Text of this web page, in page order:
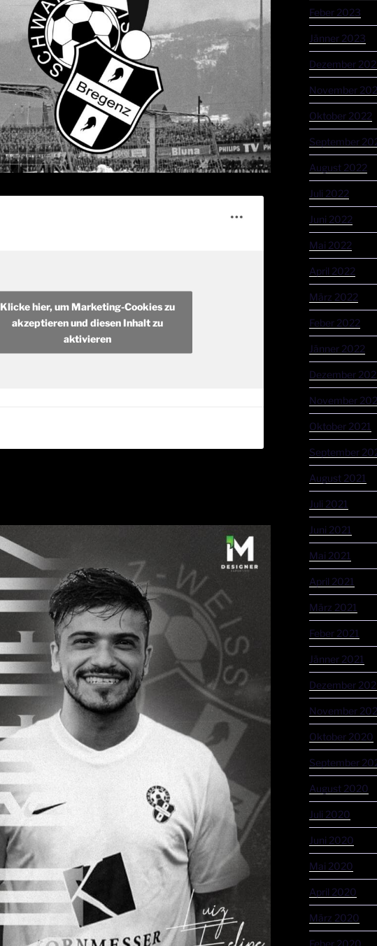
Klicke hier, um Marketing-Cookies zu
akzeptieren und diesen Inhalt zu
aktivieren
Feber 2023
Jänner 2023
Dezember
November
Oktober 2022
September
August 2022
Juli 2022
Juni 2022
Mai 2022
April 2022
März 2022
Feber 2022
Jänner 2022
Dezember
November
Oktober 2021
September
August 2021
Juli 2021
Juni 2021
Mai 2021
April 2021
März 2021
Feber 2021
Jänner 2021
Dezember
November
Oktober 2020
September
August 2020
Juli 2020
Juni 2020
Mai 2020
April 2020
März 2020
Feber 2020